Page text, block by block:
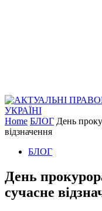
Home БЛОГ День
відзначення
БЛОГ
День
сучасне